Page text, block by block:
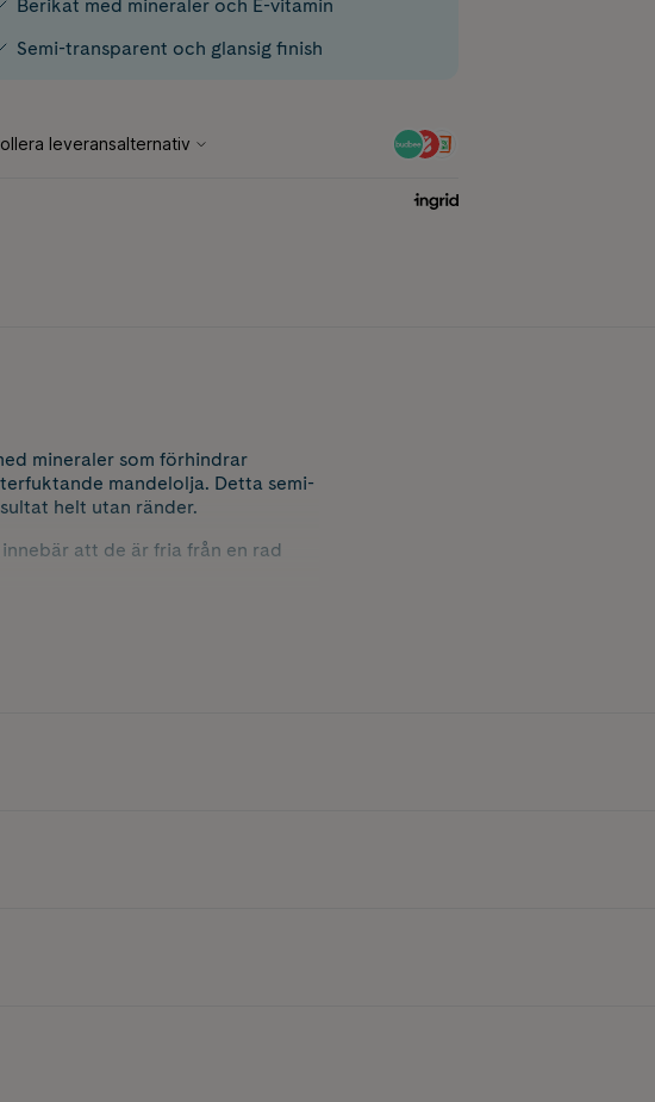
Berikat med mineraler och E-vitamin
Semi-transparent och glansig finish
mineraler som förhindrar
mandelolja. Detta semi-
helt utan ränder.
att de är fria från en rad